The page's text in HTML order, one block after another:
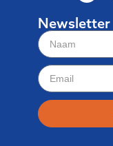
Newsletter